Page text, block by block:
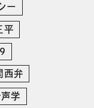
ー
平
西弁
学